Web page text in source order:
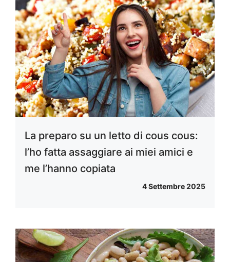
La preparo su un letto di cous cous:
l’ho fatta assaggiare ai miei amici e
me l’hanno copiata
4 Settembre 2025